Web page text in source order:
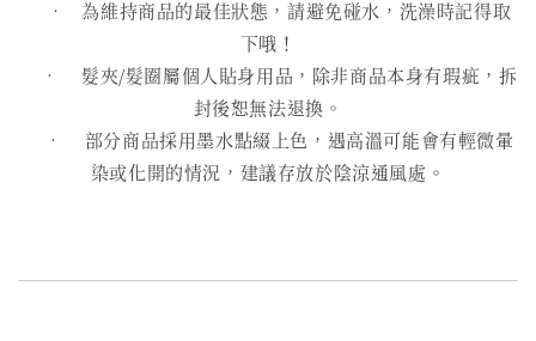
• 為維持商品的最佳狀態，請避免碰水，洗澡時記得取
下哦！
• 髮夾/髮圈屬個人貼身用品，除非商品本身有瑕疵，拆
封後恕無法退換。
• 部分商品採用墨水點綴上色，遇高溫可能會有輕微暈
染或化開的情況，建議存放於陰涼通風處。